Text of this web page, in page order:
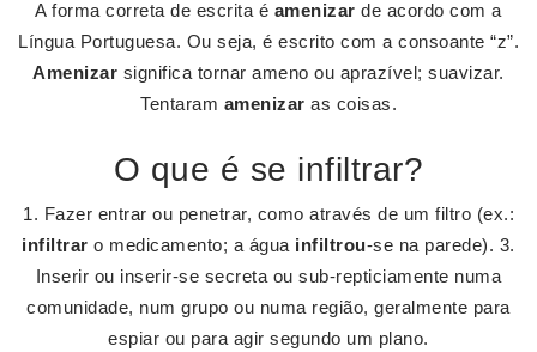
A forma correta de escrita é amenizar de acordo com a
Língua Portuguesa. Ou seja, é escrito com a consoante “z”.
Amenizar significa tornar ameno ou aprazível; suavizar.
Tentaram amenizar as coisas.
O que é se infiltrar?
1. Fazer entrar ou penetrar, como através de um filtro (ex.:
infiltrar o medicamento; a água infiltrou-se na parede). 3.
Inserir ou inserir-se secreta ou sub-repticiamente numa
comunidade, num grupo ou numa região, geralmente para
espiar ou para agir segundo um plano.